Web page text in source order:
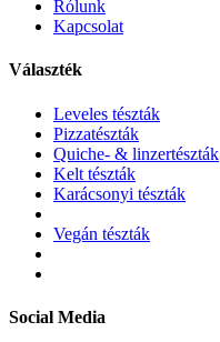
Rólunk
Kapcsolat
Választék
Leveles tészták
Pizzatészták
Quiche- & linzertészták
Kelt tészták
Karácsonyi tészták
Vegán tészták
Social Media